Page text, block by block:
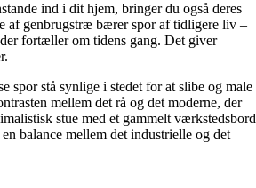
ind i dit hjem, bringer du også deres
af genbrugstræ bærer spor af tidligere liv –
fortæller om tidens gang. Det giver
spor stå synlige i stedet for at slibe og male
mellem det rå og det moderne, der
stue med et gammelt værkstedsbord
balance mellem det industrielle og det